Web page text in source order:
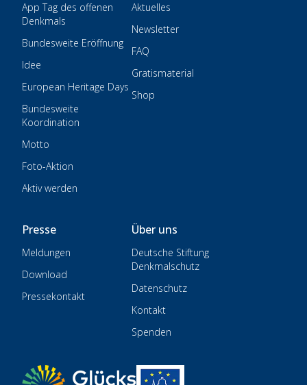
App Tag des offenen
Denkmals
Bundesweite Eröffnung
Idee
European Heritage Days
Bundesweite
Koordination
Motto
Foto-Aktion
Aktiv werden
Aktuelles
Newsletter
FAQ
Gratismaterial
Shop
Presse
Meldungen
Download
Pressekontakt
Über uns
Deutsche Stiftung
Denkmalschutz
Datenschutz
Kontakt
Spenden